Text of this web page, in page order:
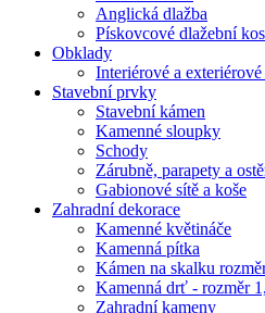
Anglická dlažba
Pískovcové dlažební
Obklady
Interiérové a
Stavební prvky
Stavební kámen
Kamenné sloupky
Schody
Zárubně, parapety a
Gabionové sítě a koše
Zahradní dekorace
Kamenné květináče
Kamenná pítka
Kámen na skalku
Kamenná drť - rozměr
Zahradní kameny